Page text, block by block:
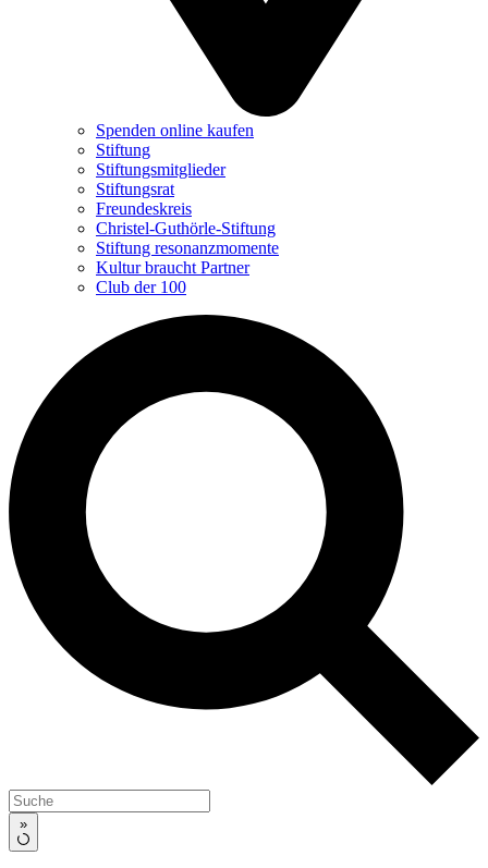
Spenden online kaufen
Stiftung
Stiftungsmitglieder
Stiftungsrat
Freundeskreis
Christel-Guthörle-Stiftung
Stiftung resonanzmomente
Kultur braucht Partner
Club der 100
»